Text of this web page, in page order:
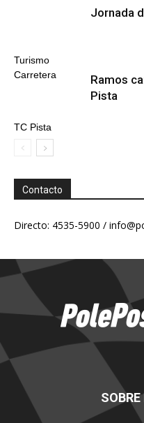
Turismo
Carretera
Jornada
TC Pista
Ramos
Pista
Contacto
Directo: 4535-5900 /